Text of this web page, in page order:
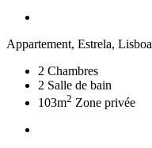
Appartement, Estrela, Lisboa
2 Chambres
2 Salle de bain
103m2 Zone privée